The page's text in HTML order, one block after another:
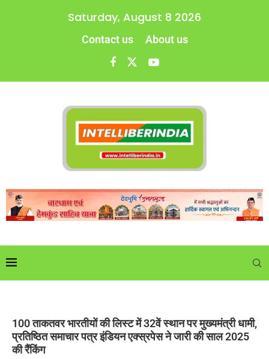
Saturday, August 8 2026
Contact us About us
100 ताकतवर भारतीयों की लिस्ट में 32वें स्थान पर मुख्यमंत्री धामी,
प्रतिष्ठित समाचार पत्र इंडियन एक्स्रपेस ने जारी की साल 2025
की रैंकिंग